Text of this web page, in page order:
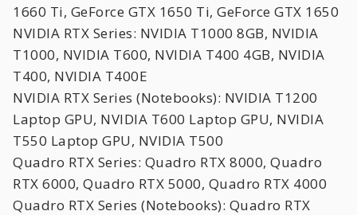
1660 Ti, GeForce GTX 1650 Ti, GeForce GTX 1650
NVIDIA RTX Series: NVIDIA T1000 8GB, NVIDIA
T1000, NVIDIA T600, NVIDIA T400 4GB, NVIDIA
T400, NVIDIA T400E
NVIDIA RTX Series (Notebooks): NVIDIA T1200
Laptop GPU, NVIDIA T600 Laptop GPU, NVIDIA
T550 Laptop GPU, NVIDIA T500
Quadro RTX Series: Quadro RTX 8000, Quadro
RTX 6000, Quadro RTX 5000, Quadro RTX 4000
Quadro RTX Series (Notebooks): Quadro RTX